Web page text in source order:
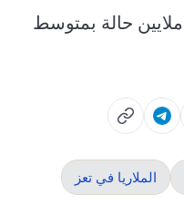
تسجل البلاد سنوياً ما بين 2 و3 ملايين حالة بمتوسط
الملاريا في تعز